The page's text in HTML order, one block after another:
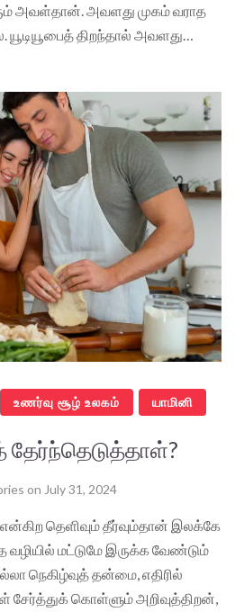
அவள்தான். அவளது முகம் வராத
திறந்தால் அவளது…
உணர்வு சூழ் உலகம் யாமினி
on July 31, 2024
தெளிவும் தீர்வும்தான் இலக்கே
வழியில் மட்டுமே இருக்க வேண்டும்
நெகிழ்வுத் தன்மை, எதிரில்
சேர்த்துக் கொள்ளும் அறிவுத்திறன்,